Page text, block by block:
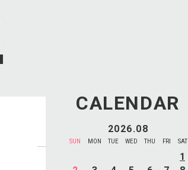
CALENDAR
2026.08
SUN MON TUE WED THU FRI SAT
1